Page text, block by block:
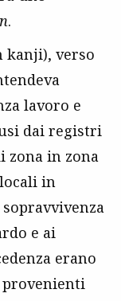
.
kanji), verso
lavoro e
dai registri
zona in zona
in
e ai
erano